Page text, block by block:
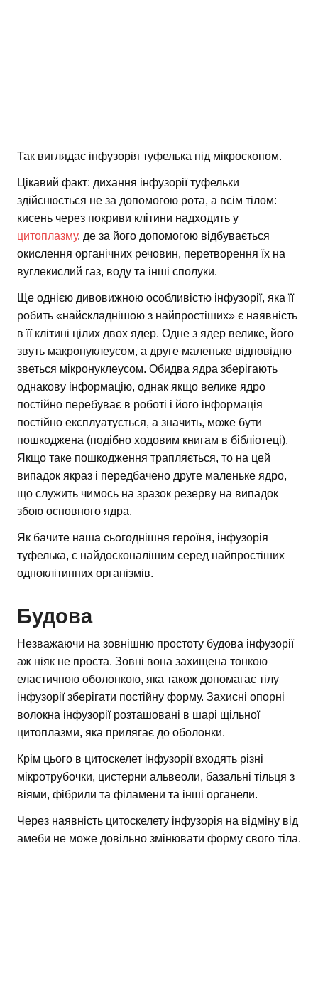
Так виглядає інфузорія туфелька під мікроскопом.
Цікавий факт: дихання інфузорії туфельки
здійснюється не за допомогою рота, а всім тілом:
кисень через покриви клітини надходить у
цитоплазму, де за його допомогою відбувається
окислення органічних речовин, перетворення їх на
вуглекислий газ, воду та інші сполуки.
Ще однією дивовижною особливістю інфузорії, яка її
робить «найскладнішою з найпростіших» є наявність
в її клітині цілих двох ядер. Одне з ядер велике, його
звуть макронуклеусом, а друге маленьке відповідно
зветься мікронуклеусом. Обидва ядра зберігають
однакову інформацію, однак якщо велике ядро
постійно перебуває в роботі і його інформація
постійно експлуатується, а значить, може бути
пошкоджена (подібно ходовим книгам в бібліотеці).
Якщо таке пошкодження трапляється, то на цей
випадок якраз і передбачено друге маленьке ядро,
що служить чимось на зразок резерву на випадок
збою основного ядра.
Як бачите наша сьогоднішня героїня, інфузорія
туфелька, є найдосконалішим серед найпростіших
одноклітинних організмів.
Будова
Незважаючи на зовнішню простоту будова інфузорії
аж ніяк не проста. Зовні вона захищена тонкою
еластичною оболонкою, яка також допомагає тілу
інфузорії зберігати постійну форму. Захисні опорні
волокна інфузорії розташовані в шарі щільної
цитоплазми, яка прилягає до оболонки.
Крім цього в цитоскелет інфузорії входять різні
мікротрубочки, цистерни альвеоли, базальні тільця з
віями, фібрили та філамени та інші органели.
Через наявність цитоскелету інфузорія на відміну від
амеби не може довільно змінювати форму свого тіла.